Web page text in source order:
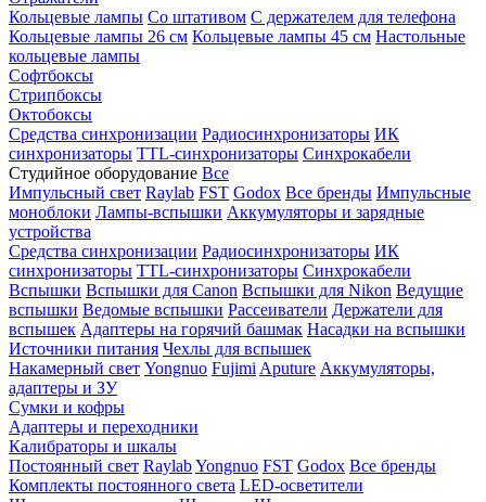
Кольцевые лампы Со штативом С держателем для телефона
Кольцевые лампы 26 см Кольцевые лампы 45 см Настольные
кольцевые лампы
Софтбоксы
Стрипбоксы
Октобоксы
Средства синхронизации Радиосинхронизаторы ИК
синхронизаторы TTL-синхронизаторы Синхрокабели
Студийное оборудование Все
Импульсный свет Raylab FST Godox Все бренды Импульсные
моноблоки Лампы-вспышки Аккумуляторы и зарядные
устройства
Средства синхронизации Радиосинхронизаторы ИК
синхронизаторы TTL-синхронизаторы Синхрокабели
Вспышки Вспышки для Canon Вспышки для Nikon Ведущие
вспышки Ведомые вспышки Рассеиватели Держатели для
вспышек Адаптеры на горячий башмак Насадки на вспышки
Источники питания Чехлы для вспышек
Накамерный свет Yongnuo Fujimi Aputure Аккумуляторы,
адаптеры и ЗУ
Сумки и кофры
Адаптеры и переходники
Калибраторы и шкалы
Постоянный свет RaylabYongnuo FST Godox Все бренды
Комплекты постоянного света LED-осветители